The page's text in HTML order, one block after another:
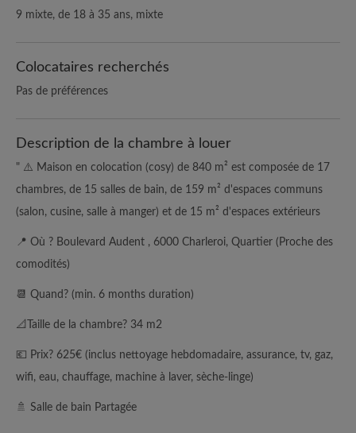
9 mixte, de 18 à 35 ans, mixte
Colocataires recherchés
Pas de préférences
Description de la chambre à louer
" ⚠️ Maison en colocation (cosy) de 840 m² est composée de 17
chambres, de 15 salles de bain, de 159 m² d'espaces communs
(salon, cusine, salle à manger) et de 15 m² d'espaces extérieurs
📍 Où ? Boulevard Audent , 6000 Charleroi, Quartier (Proche des
comodités)
📆 Quand? (min. 6 months duration)
📐Taille de la chambre? 34 m2
💶 Prix? 625€ (inclus nettoyage hebdomadaire, assurance, tv, gaz,
wifi, eau, chauffage, machine à laver, sèche-linge)
🚿 Salle de bain Partagée